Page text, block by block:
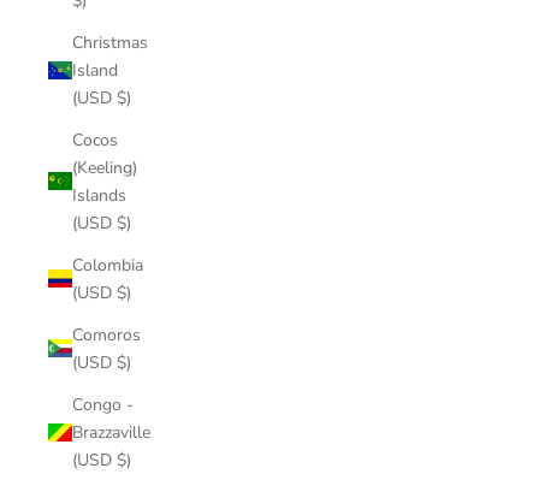
Christmas
Island
(USD $)
Cocos
(Keeling)
Islands
(USD $)
Colombia
(USD $)
Comoros
(USD $)
Congo -
Brazzaville
(USD $)